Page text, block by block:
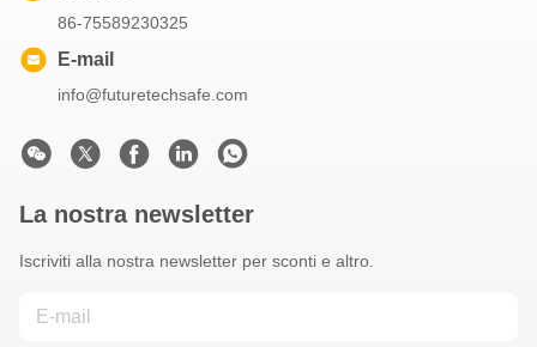
86-75589230325
E-mail
info@futuretechsafe.com
La nostra newsletter
Iscriviti alla nostra newsletter per sconti e altro.